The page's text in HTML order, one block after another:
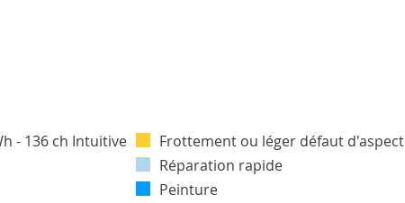
Frottement ou léger défaut d'aspect
Réparation rapide
Peinture